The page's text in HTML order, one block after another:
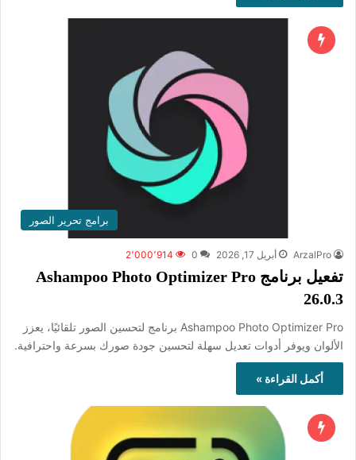
برامج تحرير الصور
ArzalPro أبريل 17, 2026 0 2٬000٬914
تفعيل برنامج Ashampoo Photo Optimizer Pro
26.0.3
Ashampoo Photo Optimizer Pro برنامج لتحسين الصور تلقائيًا، يعزز
الألوان ويوفر أدوات تعديل سهلة لتحسين جودة صورك بسرعة واحترافية.
أكمل القراءة »